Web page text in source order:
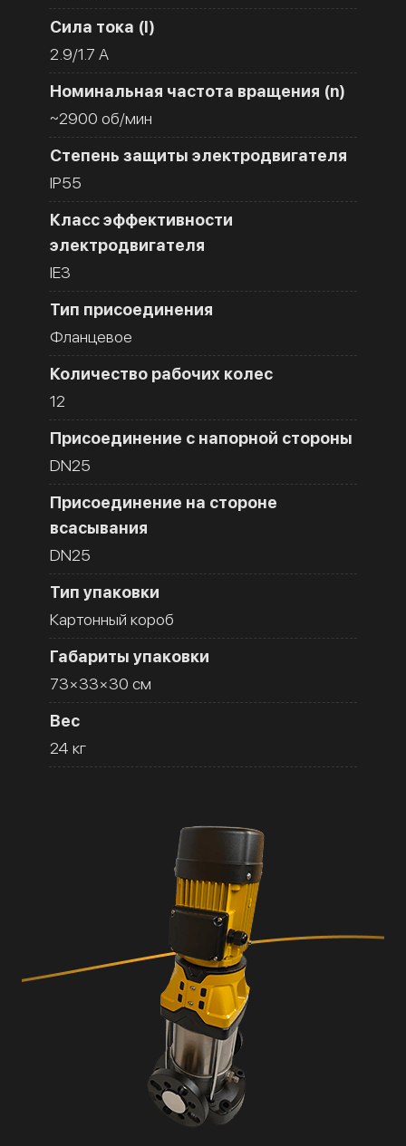
Сила тока (I)
2.9/1.7 A
Номинальная частота вращения (n)
~2900 об/мин
Степень защиты электродвигателя
IP55
Класс эффективности
электродвигателя
IE3
Тип присоединения
Фланцевое
Количество рабочих колес
12
Присоединение с напорной стороны
DN25
Присоединение на стороне
всасывания
DN25
Тип упаковки
Картонный короб
Габариты упаковки
73×33×30 см
Вес
24 кг